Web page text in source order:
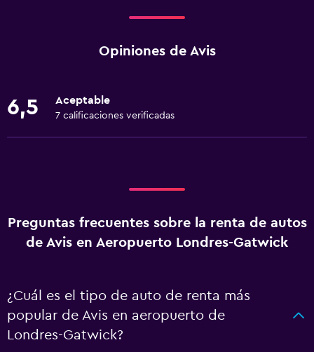
Opiniones de Avis
6,5 Aceptable
7 calificaciones verificadas
Preguntas frecuentes sobre la renta de autos
de Avis en Aeropuerto Londres-Gatwick
¿Cuál es el tipo de auto de renta más
popular de Avis en aeropuerto de
Londres-Gatwick?